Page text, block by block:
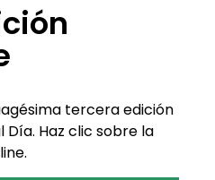
tercera edición
Día. Haz clic sobre la